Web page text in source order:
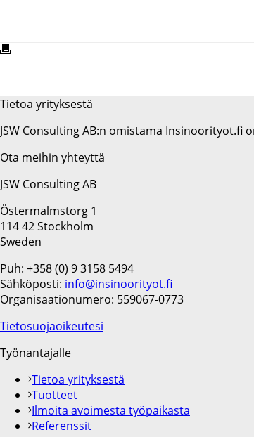
Tietoa yrityksestä
JSW Consulting AB:n omistama
Ota meihin yhteyttä
JSW Consulting AB
Östermalmstorg 1
114 42 Stockholm
Sweden
Puh: +358 (0) 9 3158 5494
Sähköposti: info@insinoorityot.fi
Organisaationumero: 559067-0773
Tietosuojaoikeutesi
Työnantajalle
Tietoa yrityksestä
Tuotteet
Ilmoita avoimesta työpaikasta
Referenssit